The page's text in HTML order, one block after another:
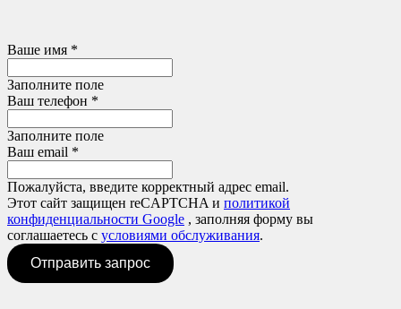
Ваше имя *
Заполните поле
Ваш телефон *
Заполните поле
Ваш email *
Пожалуйста, введите корректный адрес email.
Этот сайт защищен reCAPTCHA и политикой
конфиденциальности Google , заполняя форму вы
соглашаетесь с условиями обслуживания.
Отправить запрос